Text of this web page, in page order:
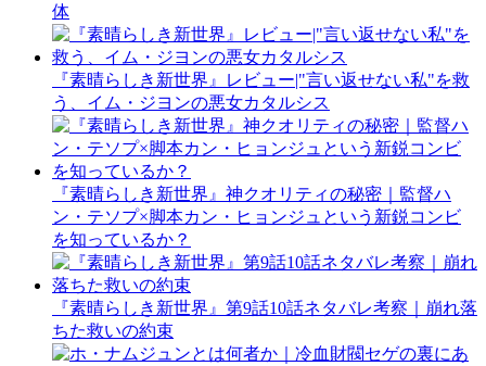
体
『素晴らしき新世界』レビュー|"言い返せない私"を救
う、イム・ジヨンの悪女カタルシス
『素晴らしき新世界』神クオリティの秘密｜監督ハ
ン・テソプ×脚本カン・ヒョンジュという新鋭コンビ
を知っているか？
『素晴らしき新世界』第9話10話ネタバレ考察｜崩れ落
ちた救いの約束